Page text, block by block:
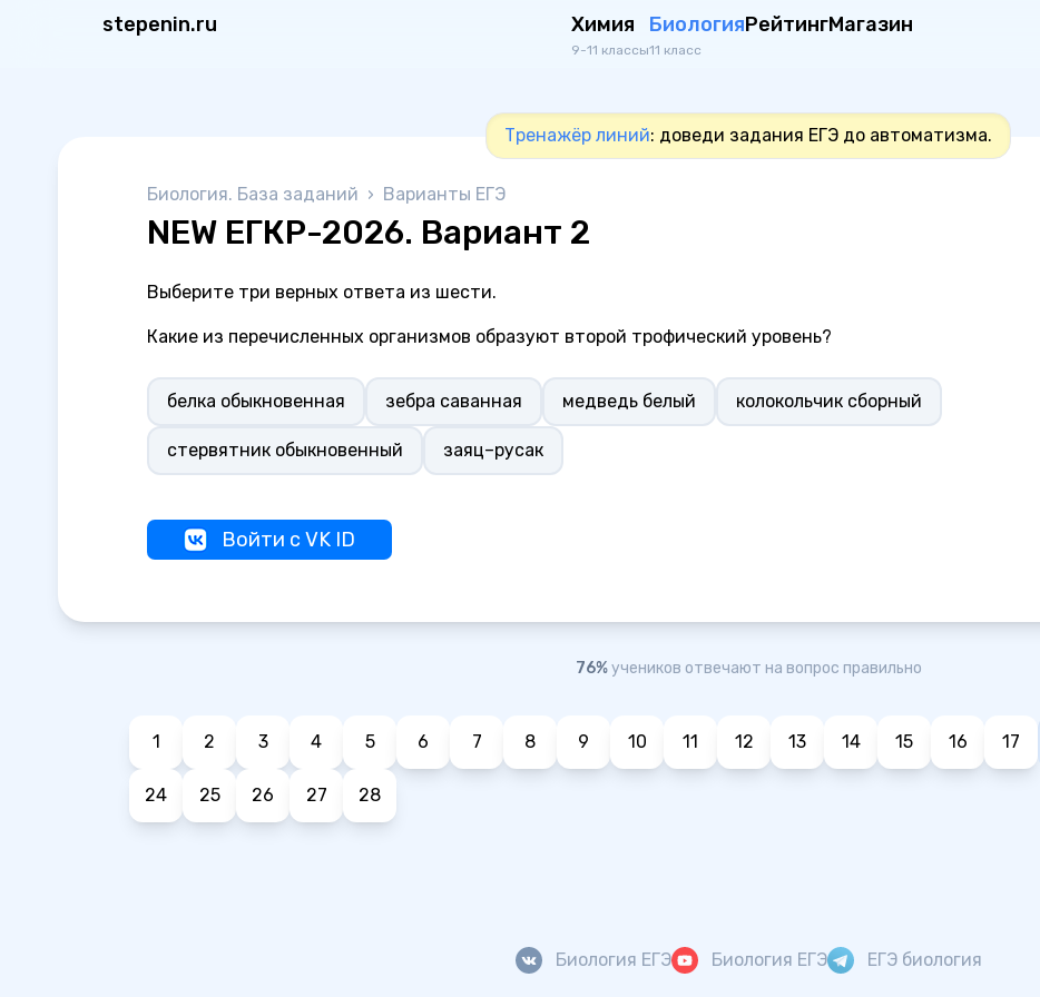
stepenin.ru Химия
9-11 классы
Биология
11 класс
РейтингМагазин
Тренажёр линий: доведи задания ЕГЭ до автоматизма.
Биология. База заданий › Варианты ЕГЭ
NEW ЕГКР-2026. Вариант 2
Выберите три верных ответа из шести.
Какие из перечисленных организмов образуют второй трофический уровень?
белка обыкновенная зебра саванная медведь белый колокольчик сборный
стервятник обыкновенный заяц–русак
Войти с VK ID
76%учеников отвечают на вопрос правильно
1 2 3 4 5 6 7 8 9 10 11 12 13 14 15 16 17
24 25 26 27 28
Биология ЕГЭ Биология ЕГЭ ЕГЭ биология